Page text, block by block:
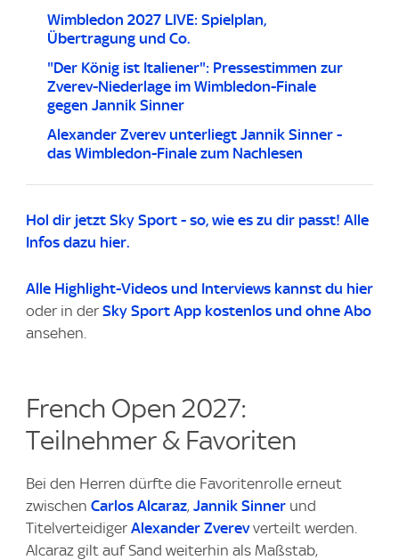
Wimbledon 2027 LIVE: Spielplan,
Übertragung und Co.
"Der König ist Italiener": Pressestimmen zur
Zverev-Niederlage im Wimbledon-Finale
gegen Jannik Sinner
Alexander Zverev unterliegt Jannik Sinner -
das Wimbledon-Finale zum Nachlesen
Hol dir jetzt Sky Sport - so, wie es zu dir passt! Alle
Infos dazu hier.
Alle Highlight-Videos und Interviews kannst du hier
oder in der Sky Sport App kostenlos und ohne Abo
ansehen.
French Open 2027:
Teilnehmer & Favoriten
Bei den Herren dürfte die Favoritenrolle erneut
zwischen Carlos Alcaraz, Jannik Sinner und
Titelverteidiger Alexander Zverevverteilt werden.
Alcaraz gilt auf Sand weiterhin als Maßstab,